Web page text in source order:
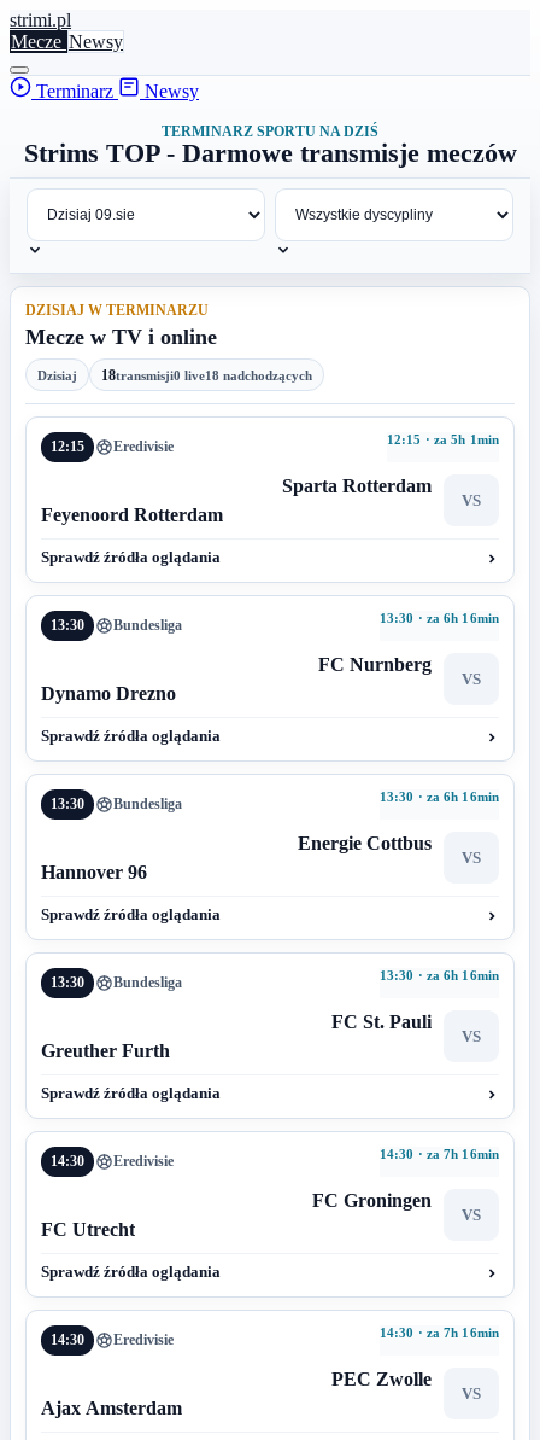
strimi.pl
Mecze Newsy
Terminarz Newsy
TERMINARZ SPORTU NA DZIŚ
Strims TOP - Darmowe transmisje meczów
DZISIAJ W TERMINARZU
Mecze w TV i online
Dzisiaj 18transmisji0 live18 nadchodzących
12:15 Eredivisie 12:15 · za 5h 1min
Sparta Rotterdam
VS
Feyenoord Rotterdam
Sprawdź źródła oglądania
13:30 Bundesliga 13:30 · za 6h 16min
FC Nurnberg
VS
Dynamo Drezno
Sprawdź źródła oglądania
13:30 Bundesliga 13:30 · za 6h 16min
Energie Cottbus
VS
Hannover 96
Sprawdź źródła oglądania
13:30 Bundesliga 13:30 · za 6h 16min
FC St. Pauli
VS
Greuther Furth
Sprawdź źródła oglądania
14:30 Eredivisie 14:30 · za 7h 16min
FC Groningen
VS
FC Utrecht
Sprawdź źródła oglądania
14:30 Eredivisie 14:30 · za 7h 16min
PEC Zwolle
VS
Ajax Amsterdam